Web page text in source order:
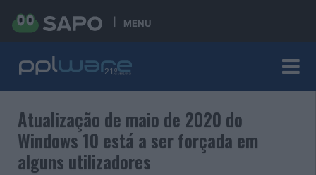
MENU
Atualização de maio de 2020 do
Windows 10 está a ser forçada em
alguns utilizadores